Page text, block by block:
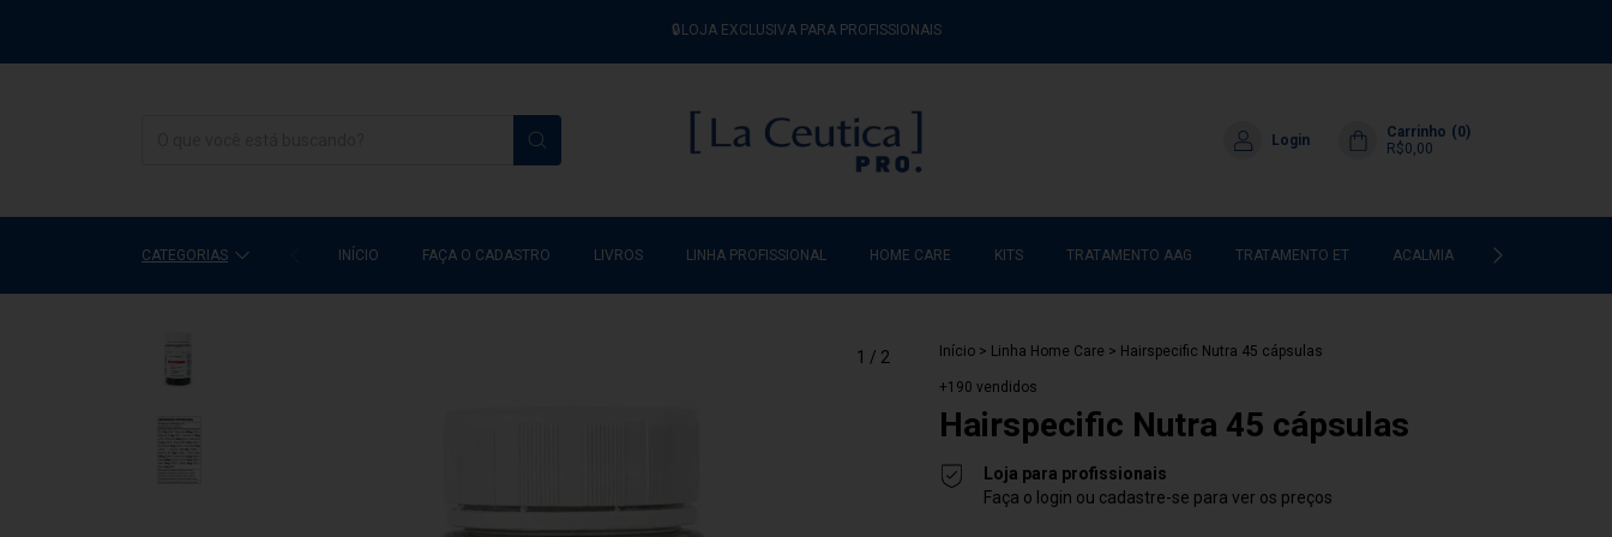
🔒LOJA EXCLUSIVA PARA PROFISSIONAIS
Login Carrinho (0)
R$0,00
CATEGORIAS INÍCIO FAÇA O CADASTRO LIVROS LINHA PROFISSIONAL HOME CARE KITS TRATAMENTO AAG TRATAMENTO ET ACALMIA HIDRATAÇÃO &
1 / 2 Início > Linha Home Care > Hairspecific Nutra 45 cápsulas
+190 vendidos
Hairspecific Nutra 45 cápsulas
Loja para profissionais
Faça o login ou cadastre-se para ver os preços